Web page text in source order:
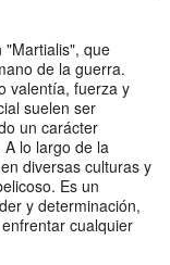
"Martialis", que
de la guerra.
valentía, fuerza y
suelen ser
un carácter
lo largo de la
diversas culturas y
Es un
y determinación,
cualquier